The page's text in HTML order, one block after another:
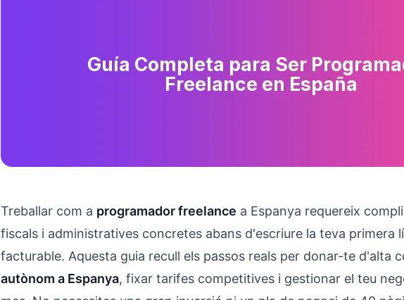
Treballar com a programador freelance a Espanya requereix
fiscals i administratives concretes abans d'escriure la teva primera
facturable. Aquesta guia recull els passos reals per donar-te d'alta
autònom a Espanya, fixar tarifes competitives i gestionar el teu